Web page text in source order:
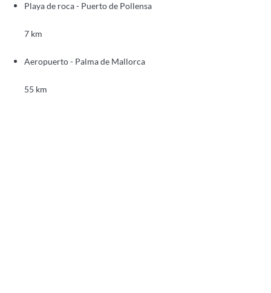
Playa de roca - Puerto de Pollensa
7 km
Aeropuerto - Palma de Mallorca
55 km